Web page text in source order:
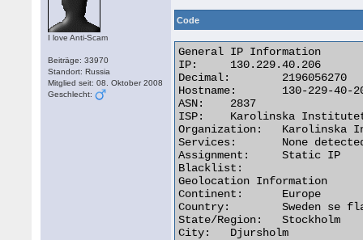
I love Anti-Scam
Beiträge: 33970
Standort: Russia
Mitglied seit: 08. Oktober 2008
Geschlecht:
Code
General IP Information
IP:	130.229.40.206
Decimal:	2196056270
Hostname:	130-229-40-206.cns.ki.se
ASN:	2837
ISP:	Karolinska Institutet
Organization:	Karolinska Institutet
Services:	None detected
Assignment:	Static IP
Blacklist:
Geolocation Information
Continent:	Europe
Country:	Sweden se flag
State/Region:	Stockholm
City:	Djursholm